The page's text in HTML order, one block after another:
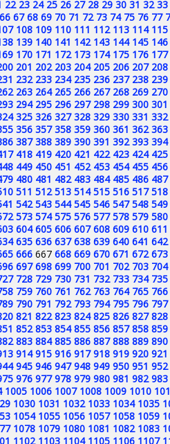
22 23 24 25 26 27 28 29 30 31 32 33
66 67 68 69 70 71 72 73 74 75 76 77
108 109 110 111 112 113 114 115
139 140 141 142 143 144 145 146
170 171 172 173 174 175 176 177
201 202 203 204 205 206 207 208
232 233 234 235 236 237 238 239
263 264 265 266 267 268 269 270
294 295 296 297 298 299 300 301
325 326 327 328 329 330 331 332
356 357 358 359 360 361 362 363
387 388 389 390 391 392 393 394
418 419 420 421 422 423 424 425
449 450 451 452 453 454 455 456
480 481 482 483 484 485 486 487
511 512 513 514 515 516 517 518
542 543 544 545 546 547 548 549
573 574 575 576 577 578 579 580
604 605 606 607 608 609 610 611
635 636 637 638 639 640 641 642
666 667 668 669 670 671 672 673
697 698 699 700 701 702 703 704
728 729 730 731 732 733 734 735
759 760 761 762 763 764 765 766
790 791 792 793 794 795 796 797
821 822 823 824 825 826 827 828
852 853 854 855 856 857 858 859
883 884 885 886 887 888 889 890
914 915 916 917 918 919 920 921
945 946 947 948 949 950 951 952
976 977 978 979 980 981 982 983
1005 1006 1007 1008 1009 1010
1030 1031 1032 1033 1034 1035
1054 1055 1056 1057 1058 1059
1078 1079 1080 1081 1082 1083
1102 1103 1104 1105 1106 1107